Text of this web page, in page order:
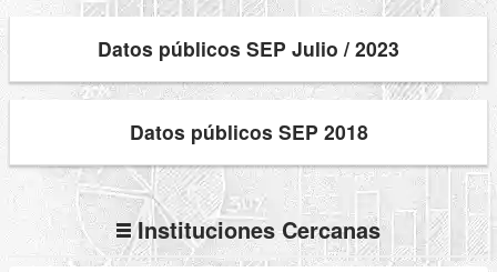
Datos públicos SEP Julio / 2023
Datos públicos SEP 2018
Instituciones Cercanas